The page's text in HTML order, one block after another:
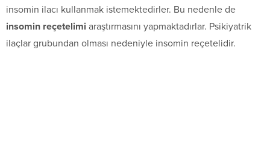
insomin ilacı kullanmak istemektedirler. Bu nedenle de
insomin reçetelimi araştırmasını yapmaktadırlar. Psikiyatrik
ilaçlar grubundan olması nedeniyle insomin reçetelidir.